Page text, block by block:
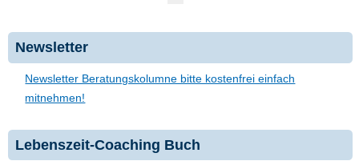
Newsletter
Newsletter Beratungskolumne bitte kostenfrei einfach
mitnehmen!
Lebenszeit-Coaching Buch